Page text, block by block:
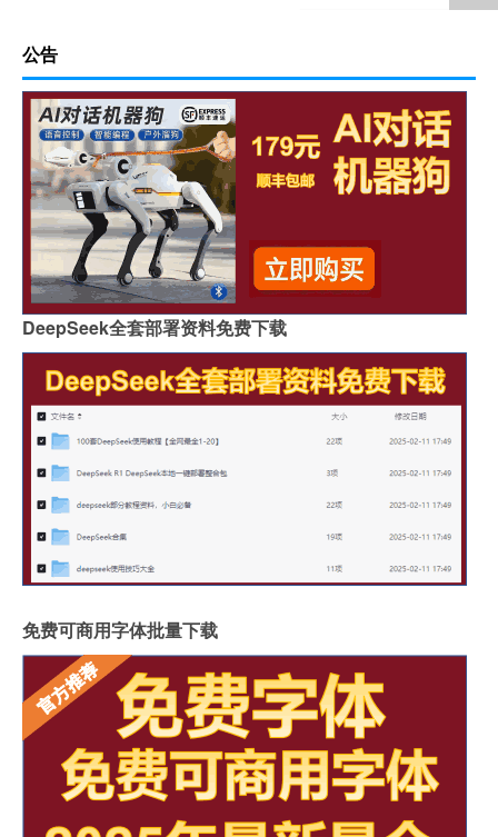
公告
DeepSeek全套部署资料免费下载
免费可商用字体批量下载